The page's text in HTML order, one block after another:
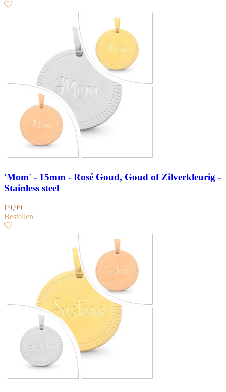
'Mom' - 15mm - Rosé Goud, Goud of Zilverkleurig -
Stainless steel
€9,99
Bestellen